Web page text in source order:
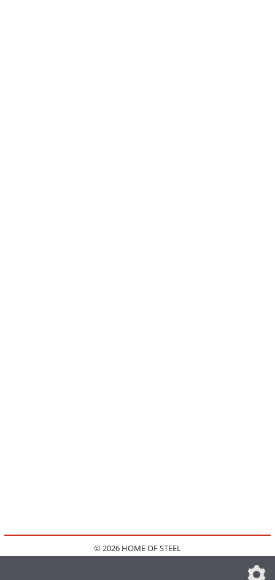
© 2026 HOME OF STEEL
IMPRESSUM